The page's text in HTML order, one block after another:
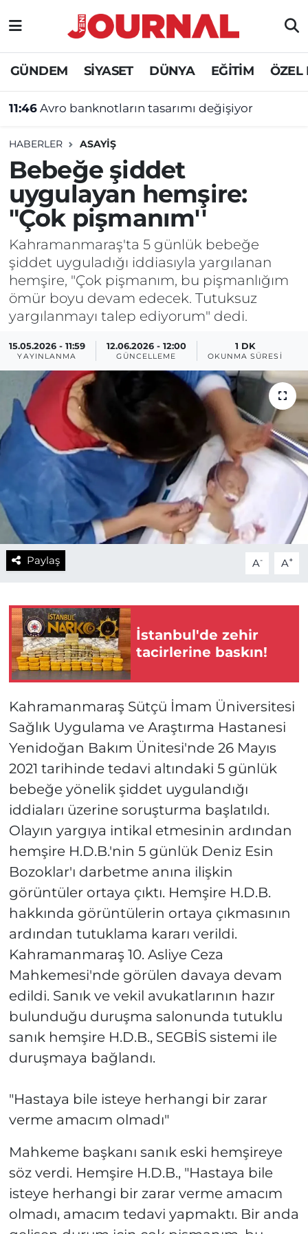
GÜNDEM SİYASET DÜNYA EĞİTİM ÖZEL
11:46 Avro banknotların tasarımı değişiyor
HABERLER ASAYİŞ
Bebeğe şiddet
uygulayan hemşire:
"Çok pişmanım''
Kahramanmaraş'ta 5 günlük bebeğe
şiddet uyguladığı iddiasıyla yargılanan
hemşire, "Çok pişmanım, bu pişmanlığım
ömür boyu devam edecek. Tutuksuz
yargılanmayı talep ediyorum" dedi.
15.05.2026 - 11:59
YAYINLANMA
12.06.2026 - 12:00
GÜNCELLEME
1 DK
OKUNMA SÜRESI
Paylaş A- A+
İstanbul'de zehir
tacirlerine baskın!
Kahramanmaraş Sütçü İmam Üniversitesi
Sağlık Uygulama ve Araştırma Hastanesi
Yenidoğan Bakım Ünitesi'nde 26 Mayıs
2021 tarihinde tedavi altındaki 5 günlük
bebeğe yönelik şiddet uygulandığı
iddiaları üzerine soruşturma başlatıldı.
Olayın yargıya intikal etmesinin ardından
hemşire H.D.B.'nin 5 günlük Deniz Esin
Bozoklar'ı darbetme anına ilişkin
görüntüler ortaya çıktı. Hemşire H.D.B.
hakkında görüntülerin ortaya çıkmasının
ardından tutuklama kararı verildi.
Kahramanmaraş 10. Asliye Ceza
Mahkemesi'nde görülen davaya devam
edildi. Sanık ve vekil avukatlarının hazır
bulunduğu duruşma salonunda tutuklu
sanık hemşire H.D.B., SEGBİS sistemi ile
duruşmaya bağlandı.
"Hastaya bile isteye herhangi bir zarar
verme amacım olmadı"
Mahkeme başkanı sanık eski hemşireye
söz verdi. Hemşire H.D.B., "Hastaya bile
isteye herhangi bir zarar verme amacım
olmadı, amacım tedavi yapmaktı. Bir anda
GÜNDEM
SİYASET
DÜNYA
EĞİTİM
ÖZEL HABER
Nöbetçi Eczaneler
Hava Durumu
Süper Lig Puan Durumu ve Fikstür
Tüm Manşetler
Son Dakika Haberleri
Haber Arşivi